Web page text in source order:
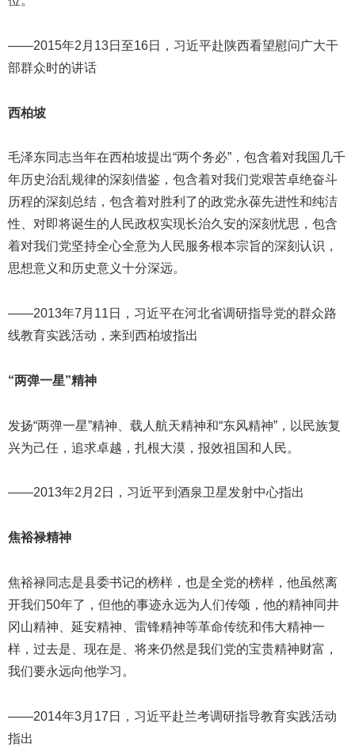
——2015年2月13日至16日，习近平赴陕西看望慰问广大干
部群众时的讲话
西柏坡
毛泽东同志当年在西柏坡提出“两个务必”，包含着对我国几千
年历史治乱规律的深刻借鉴，包含着对我们党艰苦卓绝奋斗
历程的深刻总结，包含着对胜利了的政党永葆先进性和纯洁
性、对即将诞生的人民政权实现长治久安的深刻忧思，包含
着对我们党坚持全心全意为人民服务根本宗旨的深刻认识，
思想意义和历史意义十分深远。
——2013年7月11日，习近平在河北省调研指导党的群众路
线教育实践活动，来到西柏坡指出
“两弹一星”精神
发扬“两弹一星”精神、载人航天精神和“东风精神”，以民族复
兴为己任，追求卓越，扎根大漠，报效祖国和人民。
——2013年2月2日，习近平到酒泉卫星发射中心指出
焦裕禄精神
焦裕禄同志是县委书记的榜样，也是全党的榜样，他虽然离
开我们50年了，但他的事迹永远为人们传颂，他的精神同井
冈山精神、延安精神、雷锋精神等革命传统和伟大精神一
样，过去是、现在是、将来仍然是我们党的宝贵精神财富，
我们要永远向他学习。
——2014年3月17日，习近平赴兰考调研指导教育实践活动
指出